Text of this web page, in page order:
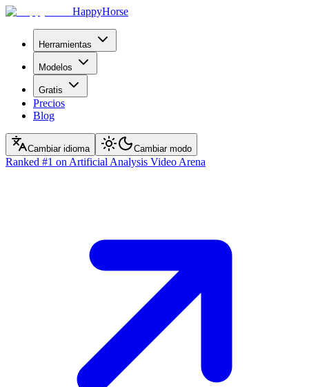
HappyHorse
Herramientas
Modelos
Gratis
Precios
Blog
Cambiar idioma Cambiar modo
Ranked #1 on Artificial Analysis Video Arena